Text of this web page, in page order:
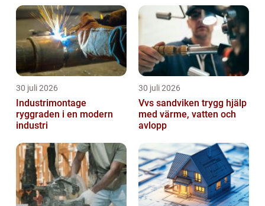
30 juli 2026
Industrimontage
ryggraden i en modern
industri
30 juli 2026
Vvs sandviken trygg hjälp
med värme, vatten och
avlopp